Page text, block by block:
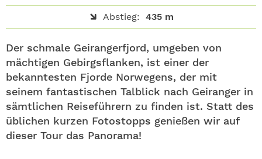
Abstieg: 435 m
Der schmale Geirangerfjord, umgeben von
mächtigen Gebirgsflanken, ist einer der
bekanntesten Fjorde Norwegens, der mit
seinem fantastischen Talblick nach Geiranger in
sämtlichen Reiseführern zu finden ist. Statt des
üblichen kurzen Fotostopps genießen wir auf
dieser Tour das Panorama!